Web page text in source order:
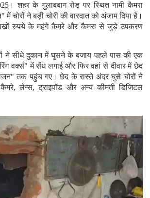
शहर के गुलाबबाग रोड पर स्थित नामी कैमरा
चोरों ने बड़ी चोरी की वारदात को अंजाम दिया है।
रुपये के महंगे कैमरे और कैमरा से जुड़े उपकरण
ने सीधे दुकान में घुसने के बजाय पहले पास की एक
वर्क्स" में सेंध लगाई और फिर वहां से दीवार में छेद
तक पहुंच गए। छेद के रास्ते अंदर घुसे चोरों ने
लेन्स, ट्राइपॉड और अन्य कीमती डिजिटल